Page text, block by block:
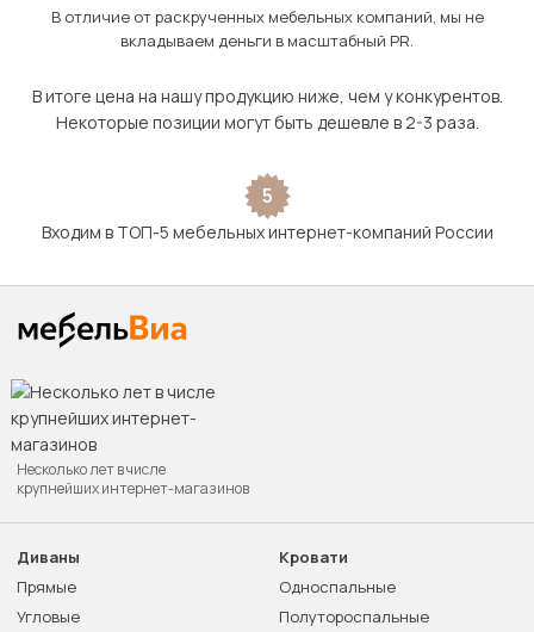
В отличие от раскрученных мебельных компаний, мы не
вкладываем деньги в масштабный PR.
В итоге цена на нашу продукцию ниже, чем у конкурентов.
Некоторые позиции могут быть дешевле в 2-3 раза.
5
Входим в ТОП-5 мебельных интернет-компаний России
Несколько лет в числе
крупнейших интернет-магазинов
Диваны
Прямые
Угловые
Кровати
Односпальные
Полутороспальные